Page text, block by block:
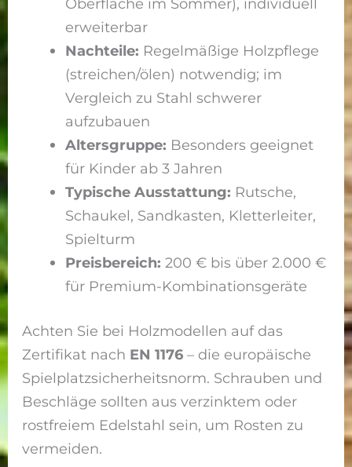
Oberfläche im Sommer), individuell
erweiterbar
Nachteile: Regelmäßige Holzpflege
(streichen/ölen) notwendig; im
Vergleich zu Stahl schwerer
aufzubauen
Altersgruppe: Besonders geeignet
für Kinder ab 3 Jahren
Typische Ausstattung: Rutsche,
Schaukel, Sandkasten, Kletterleiter,
Spielturm
Preisbereich: 200 € bis über 2.000 €
für Premium-Kombinationsgeräte
Achten Sie bei Holzmodellen auf das
Zertifikat nach EN 1176 – die europäische
Spielplatzsicherheitsnorm. Schrauben und
Beschläge sollten aus verzinktem oder
rostfreiem Edelstahl sein, um Rosten zu
vermeiden.